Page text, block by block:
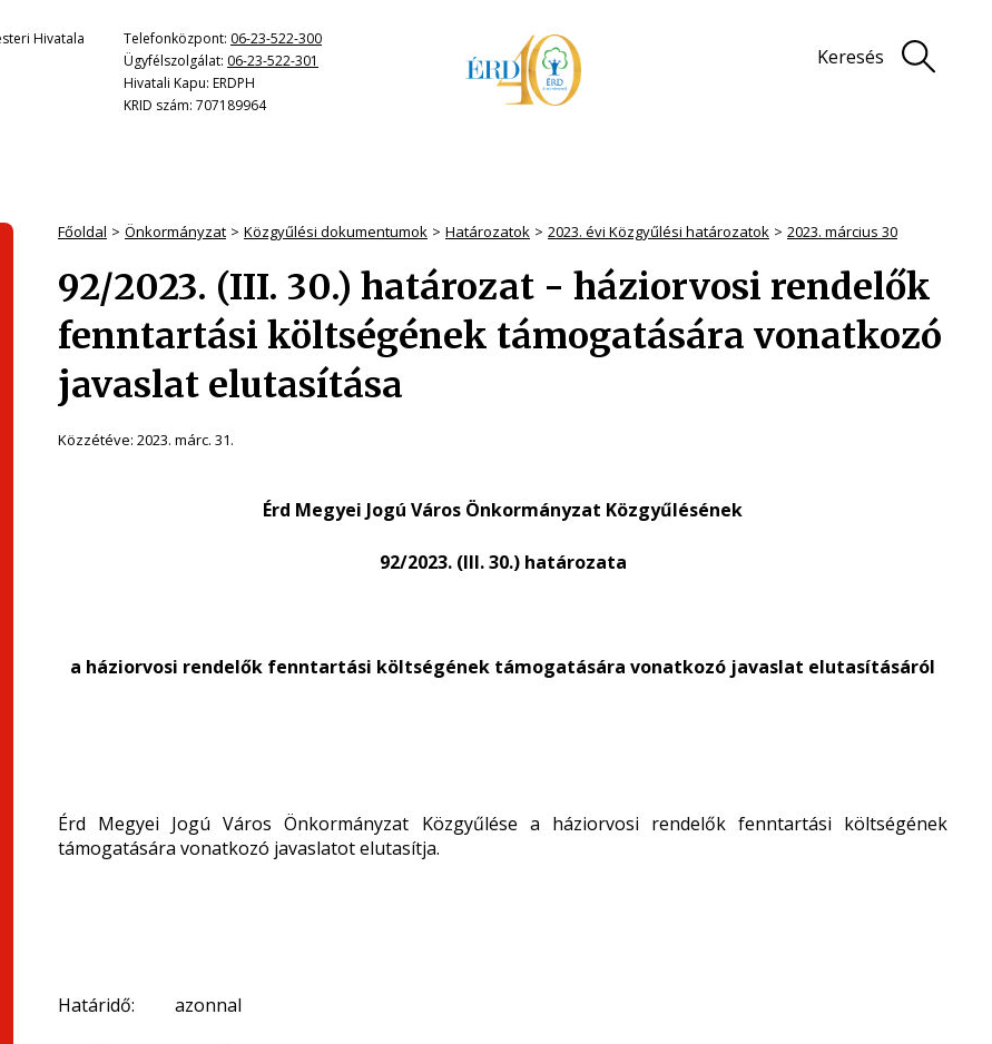
Hivatala
Telefonközpont: 06-23-522-300
Ügyfélszolgálat: 06-23-522-301
Hivatali Kapu: ERDPH
KRID szám: 707189964
Keresés
Főoldal Önkormányzat Közgyűlési dokumentumok Határozatok 2023. évi Közgyűlési határozatok 2023. március 30
92/2023. (III. 30.) határozat - háziorvosi rendelők
fenntartási költségének támogatására vonatkozó
javaslat elutasítása
Közzétéve: 2023. márc. 31.
Érd Megyei Jogú Város Önkormányzat Közgyűlésének
92/2023. (III. 30.) határozata
a háziorvosi rendelők fenntartási költségének támogatására vonatkozó javaslat elutasításáról
Érd Megyei Jogú Város Önkormányzat Közgyűlése a háziorvosi rendelők fenntartási költségének
támogatására vonatkozó javaslatot elutasítja.
Határidő: azonnal